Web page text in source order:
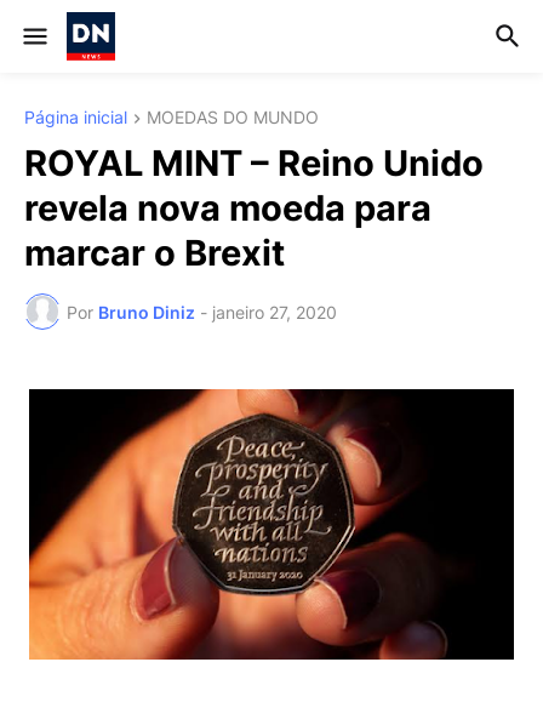
Página inicial MOEDAS DO MUNDO
ROYAL MINT – Reino Unido
revela nova moeda para
marcar o Brexit
Por Bruno Diniz - janeiro 27, 2020